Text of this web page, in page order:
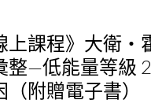
上課程》大衛・
整—低能量等級
（附贈電子書）